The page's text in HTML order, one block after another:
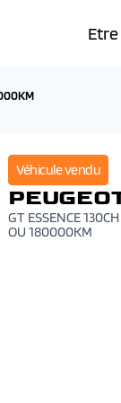
Véhicule vendu
GT ESSENCE
OU 180000KM